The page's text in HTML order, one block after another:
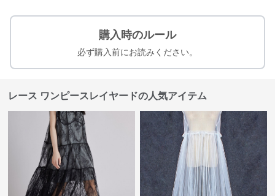
購入時のルール
必ず購入前にお読みください。
レース ワンピースレイヤードの人気アイテム